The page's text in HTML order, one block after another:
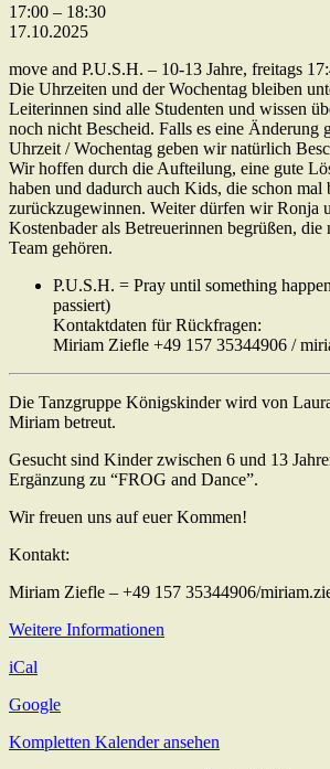
Tanzgruppen
Königskinder/move
P.U.S.H
17:00 – 18:30
17.10.2025
move and P.U.S.H. – 10-13 Jahre, freitags
Die Uhrzeiten und der Wochentag bleiben
Leiterinnen sind alle Studenten und wissen
noch nicht Bescheid. Falls es eine Änderung
Uhrzeit / Wochentag geben wir natürlich
Wir hoffen durch die Aufteilung, eine gute
haben und dadurch auch Kids, die schon mal
zurückzugewinnen. Weiter dürfen wir Ronja
Kostenbader als Betreuerinnen begrüßen, die
Team gehören.
P.U.S.H. = Pray until something
passiert)
Kontaktdaten für Rückfragen:
Miriam Ziefle +49 157 35344906 /
Die Tanzgruppe Königskinder wird von
Miriam betreut.
Gesucht sind Kinder zwischen 6 und 13
Ergänzung zu “FROG and Dance”.
Wir freuen uns auf euer Kommen!
Kontakt:
Miriam Ziefle – +49 157 35344906/
Weitere Informationen
iCal
Google
Kompletten Kalender ansehen